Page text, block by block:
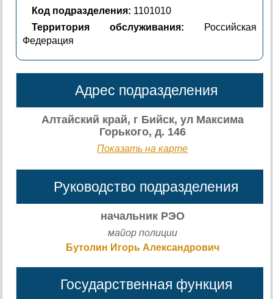
Код подразделения: 1101010
Территория обслуживания: Российская
Федерация
Адрес подразделения
Алтайский край, г Бийск, ул Максима
Горького, д. 146
Показать на карте
Руководство подразделения
начальник РЭО
майор полиции
Бутолин Игорь Александрович
Государственная функция